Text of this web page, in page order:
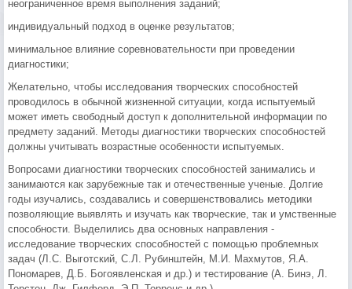
неограниченное время выполнения заданий;
индивидуальный подход в оценке результатов;
минимальное влияние соревновательности при проведении
диагностики;
Желательно, чтобы исследования творческих способностей
проводилось в обычной жизненной ситуации, когда испытуемый
может иметь свободный доступ к дополнительной информации по
предмету заданий. Методы диагностики творческих способностей
должны учитывать возрастные особенности испытуемых.
Вопросами диагностики творческих способностей занимались и
занимаются как зарубежные так и отечественные ученые. Долгие
годы изучались, создавались и совершенствовались методики
позволяющие выявлять и изучать как творческие, так и умственные
способности. Выделились два основных направления -
исследование творческих способностей с помощью проблемных
задач (Л.С. Выготский, С.Л. Рубинштейн, М.И. Махмутов, Я.А.
Пономарев, Д.Б. Богоявленская и др.) и тестирование (А. Бинэ, Л.